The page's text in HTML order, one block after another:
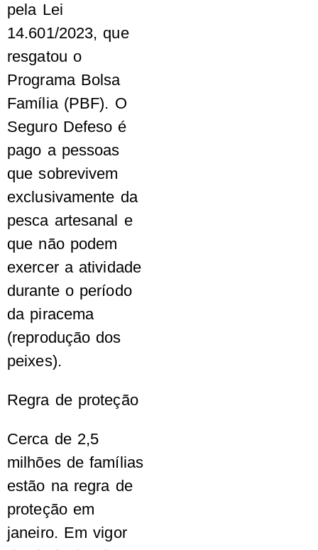
pela Lei
14.601/2023, que
resgatou o
Programa Bolsa
Família (PBF). O
Seguro Defeso é
pago a pessoas
que sobrevivem
exclusivamente da
pesca artesanal e
que não podem
exercer a atividade
durante o período
da piracema
(reprodução dos
peixes).
Regra de proteção
Cerca de 2,5
milhões de famílias
estão na regra de
proteção em
janeiro. Em vigor